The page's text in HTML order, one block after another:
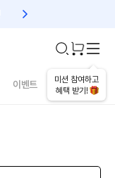
친구초대 1만원 리워드!
미션 참여하고
혜택 받기!
이벤트 건강매거진